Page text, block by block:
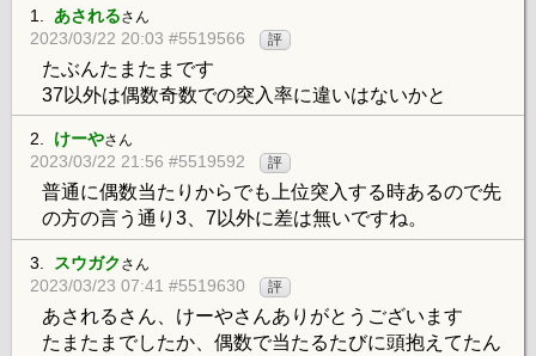
1. あされるさん
2023/03/22 20:03 #5519566 評
たぶんたまたまです
37以外は偶数奇数での突入率に違いはないかと
2. けーやさん
2023/03/22 21:56 #5519592 評
普通に偶数当たりからでも上位突入する時あるので先
の方の言う通り3、7以外に差は無いですね。
3. スウガク さん
2023/03/23 07:41 #5519630 評
あされるさん、けーやさんありがとうございます
たまたまでしたか、偶数で当たるたびに頭抱えてたん